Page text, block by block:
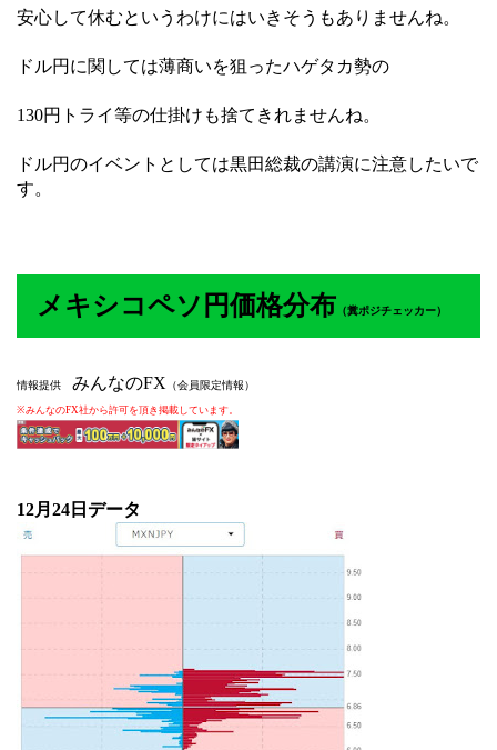
安心して休むというわけにはいきそうもありませんね。
ドル円に関しては薄商いを狙ったハゲタカ勢の
130円トライ等の仕掛けも捨てきれませんね。
ドル円のイベントとしては黒田総裁の講演に注意したいで
す。
メキシコペソ円価格分布 （糞ポジチェッカー）
情報提供 みんなのFX （会員限定情報）
※みんなのFX社から許可を頂き掲載しています。
12月24 日データ